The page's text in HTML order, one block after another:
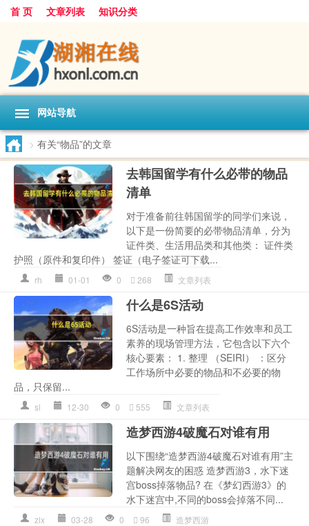
首 页 文章列表 知识分类
网站导航
> 有关“物品”的文章
去韩国留学有什么必带的物品
清单
对于准备前往韩国留学的同学们来说，
以下是一份简要的必带物品清单，分为
证件类、生活用品类和其他类： 证件类
护照（原件和复印件） 签证（电子签证可下载...
rh 01-01 0 268 文章列表
什么是6S活动
6S活动是一种旨在提高工作效率和员工
素养的现场管理方法，它包含以下六个
核心要素： 1. 整理 （SEIRI） ：区分
工作场所中必要的物品和不必要的物
品，只保留...
sl 12-30 0 555 文章列表
造梦西游4破魔石对谁有用
以下围绕“造梦西游4破魔石对谁有用”主
题解决网友的困惑 造梦西游3，水下迷
宫boss掉落物品? 在《梦幻西游3》的
水下迷宫中,不同的boss会掉落不同...
zlx 03-28 0 96 造梦西游